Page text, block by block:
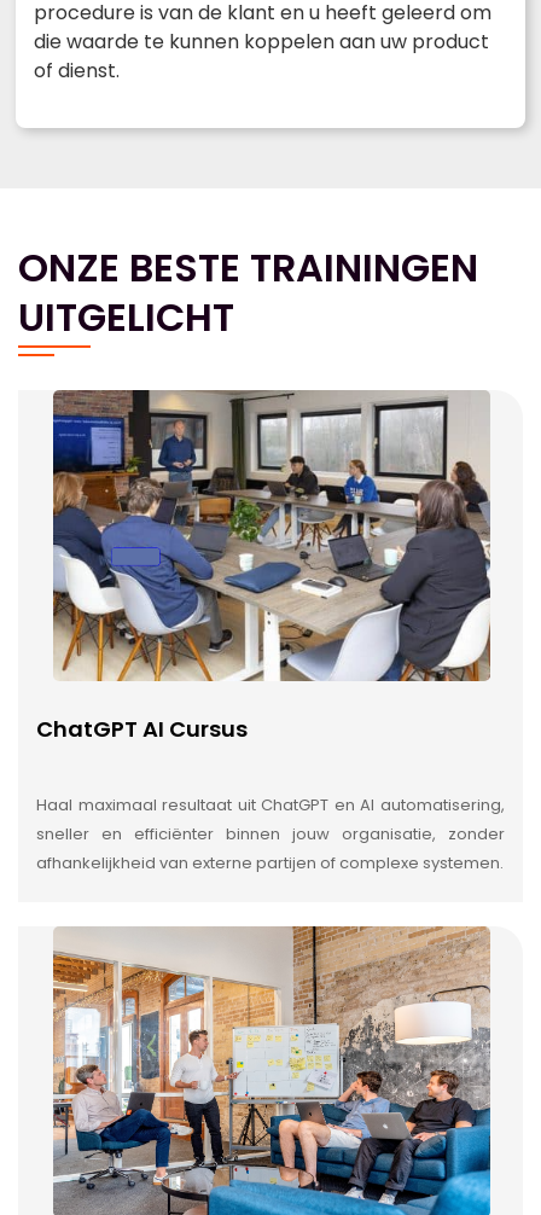
procedure is van de klant en u heeft geleerd om
die waarde te kunnen koppelen aan uw product
of dienst.
ONZE BESTE TRAININGEN
UITGELICHT
ChatGPT AI Cursus
Haal maximaal resultaat uit ChatGPT en AI automatisering,
sneller en efficiënter binnen jouw organisatie, zonder
afhankelijkheid van externe partijen of complexe systemen.